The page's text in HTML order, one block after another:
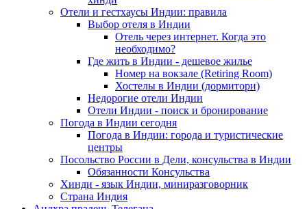
Отели и гестхаусы Индии: правила
Выбор отеля в Индии
Отель через интернет. Когда это
необходимо?
Где жить в Индии - дешевое жилье
Номер на вокзале (Retiring Room)
Хостелы в Индии (дормитори)
Недорогие отели Индии
Отели Индии - поиск и бронирование
Погода в Индии сегодня
Погода в Индии: города и туристические
центры
Посольство России в Дели, консульства в Индии
Обязанности Консульства
Хинди - язык Индии, миниразговорник
Страна Индия